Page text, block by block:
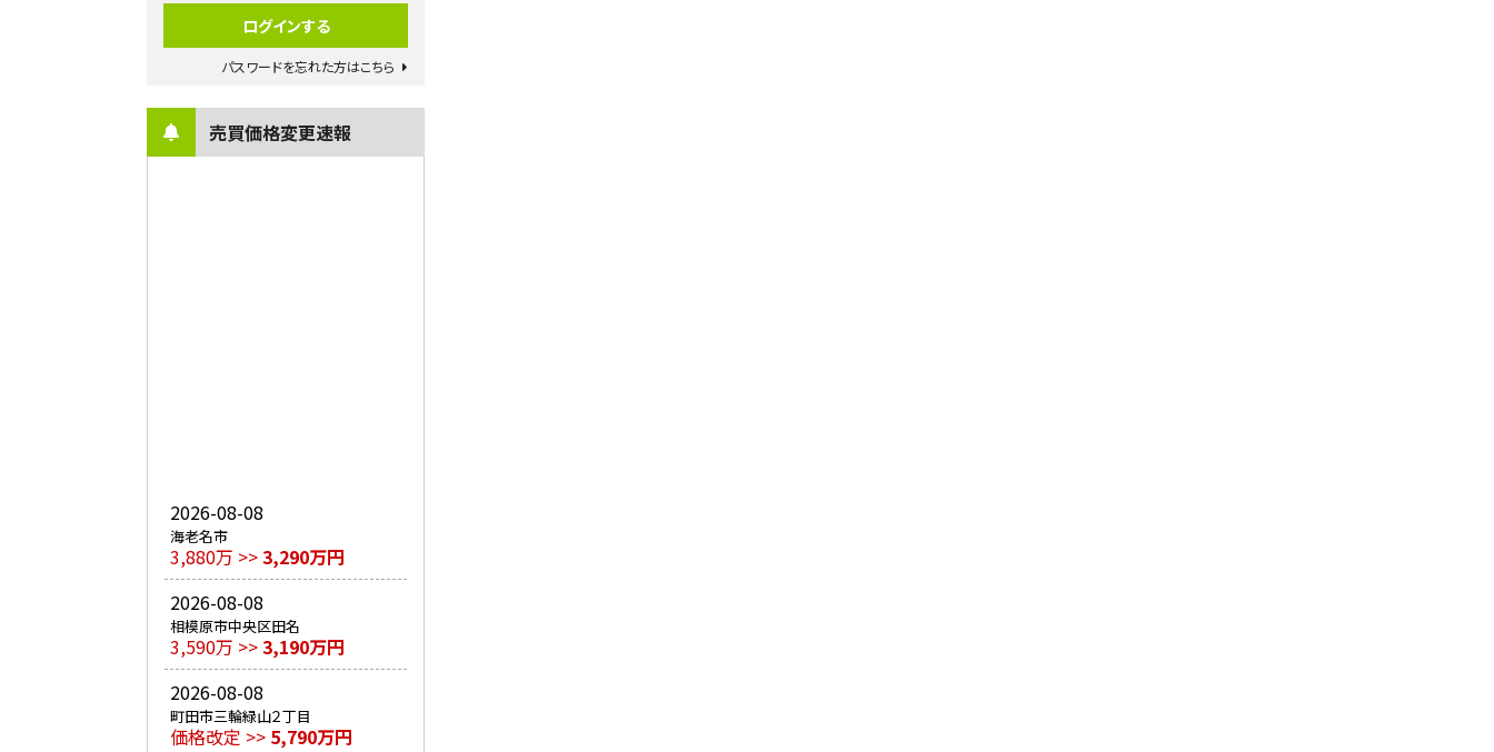
パスワードを忘れた方はこちら
売買価格変更速報
2026-08-08
海老名市
3,880万 >>3,290万円
2026-08-08
相模原市中央区田名
3,590万 >>3,190万円
2026-08-08
町田市三輪緑山２丁目
価格改定 >> 5,790万円